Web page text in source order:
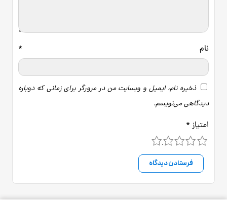
نام *
ذخیره نام، ایمیل و وبسایت من در مرورگر برای زمانی که دوباره
دیدگاهی می‌نویسم.
امتیاز *
4 3 2 1